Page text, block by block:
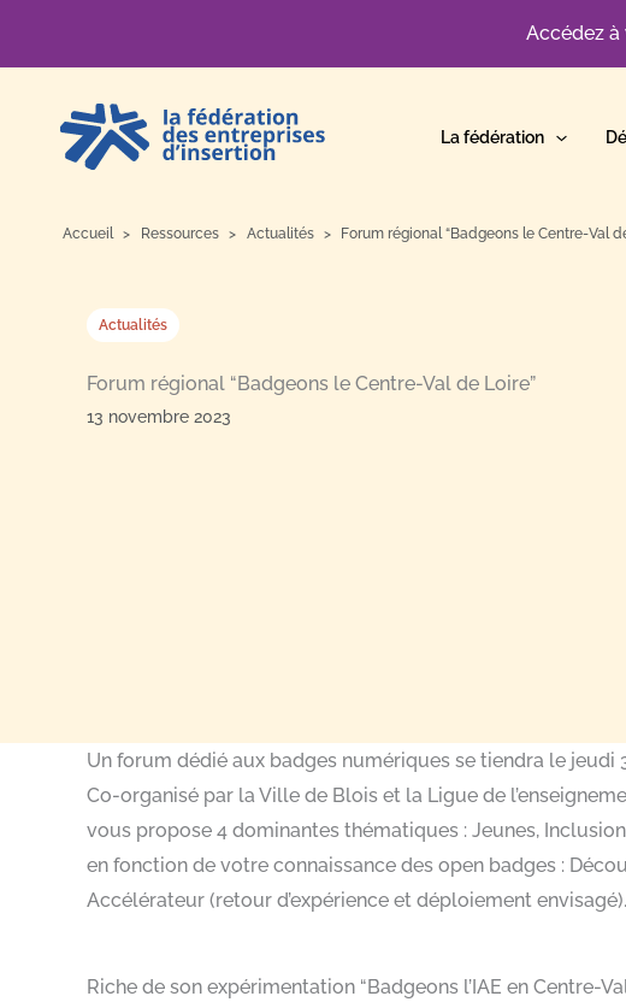
Accédez à
contenu
La fédération
Accueil Ressources Actualités Forum régional “Badgeons le Centre-Val
Actualités
Forum régional “Badgeons le Centre-Val de Loire”
13 novembre 2023
Un forum dédié aux badges numériques se tiendra le
Co-organisé par la Ville de Blois et la Ligue de
vous propose 4 dominantes thématiques : Jeunes,
en fonction de votre connaissance des open badges :
Accélérateur (retour d’expérience et déploiement envisagé).
Riche de son expérimentation “Badgeons l’IAE en